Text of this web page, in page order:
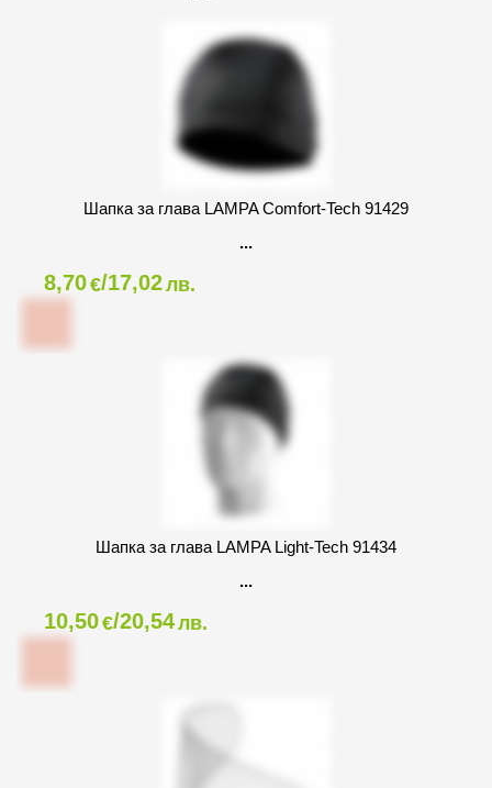
Шапка за глава LAMPA Comfort-Tech 91429
8,70€/17,02лв.
Шапка за глава LAMPA Light-Tech 91434
10,50€/20,54лв.